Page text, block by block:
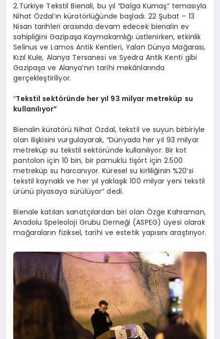
2.Türkiye Tekstil Bienali, bu yıl “Dalga Kumaş” temasıyla
Nihat Özdal’ın küratörlüğünde başladı. 22 Şubat – 13
Nisan tarihleri arasında devam edecek bienalin ev
sahipliğini Gazipaşa Kaymakamlığı üstlenirken, etkinlik
Selinus ve Lamos Antik Kentleri, Yalan Dünya Mağarası,
Kızıl Kule, Alanya Tersanesi ve Syedra Antik Kenti gibi
Gazipaşa ve Alanya’nın tarihi mekânlarında
gerçekleştiriliyor.
“Tekstil sektöründe her yıl 93 milyar metreküp su
kullanılıyor”
Bienalin küratörü Nihat Özdal, tekstil ve suyun birbiriyle
olan ilişkisini vurgulayarak, “Dünyada her yıl 93 milyar
metreküp su tekstil sektöründe kullanılıyor. Bir kot
pantolon için 10 bin, bir pamuklu tişört için 2.500
metreküp su harcanıyor. Küresel su kirliliğinin %20’si
tekstil kaynaklı ve her yıl yaklaşık 100 milyar yeni tekstil
ürünü piyasaya sürülüyor” dedi.
Bienale katılan sanatçılardan biri olan Özge Kahraman,
Anadolu Speleoloji Grubu Derneği (ASPEG) üyesi olarak
mağaraların fiziksel, tarihi ve estetik yapısını araştırıyor.